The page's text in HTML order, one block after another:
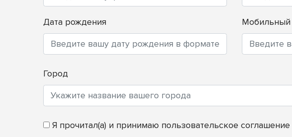
Дата рождения Мобильный
Город
Я прочитал(а) и принимаю пользовательское соглашение